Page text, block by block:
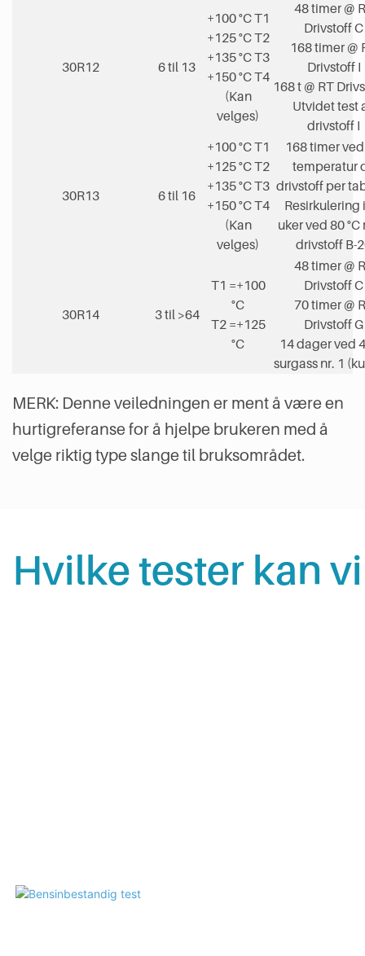
30R12 6 til 13
+100 °C T1
+125 °C T2
+135 °C T3
+150 °C T4
(Kan
velges)
48 timer @
Drivstoff C
168 timer @
Drivstoff I
168 t @ RT
Utvidet test
drivstoff I
30R13 6 til 16
+100 °C T1
+125 °C T2
+135 °C T3
+150 °C T4
(Kan
velges)
168 timer
temperatur
drivstoff per
Resirkulering
uker ved 80
drivstoff B-
30R14 3 til >64
T1 =+100
°C
T2 =+125
°C
48 timer @
Drivstoff C
70 timer @
Drivstoff G
14 dager ved
surgass nr. 1
MERK: Denne veiledningen er ment å være en
hurtigreferanse for å hjelpe brukeren med å
velge riktig type slange til bruksområdet.
Hvilke tester kan